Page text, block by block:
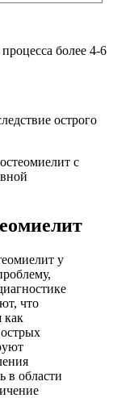
более 4-6
острого
с
у
что
как
в области